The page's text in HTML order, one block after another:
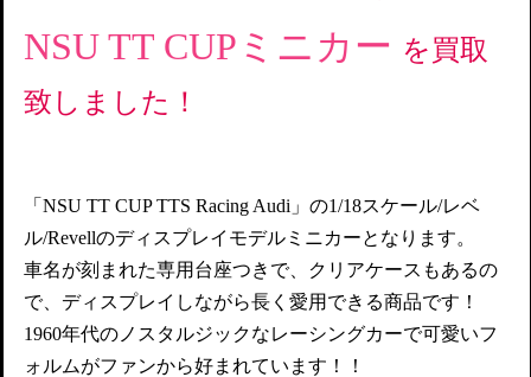
NSU TT CUPミニカー を買取
致しました！
「NSU TT CUP TTS Racing Audi」の1/18スケール/レベ
ル/Revellのディスプレイモデルミニカーとなります。
車名が刻まれた専用台座つきで、クリアケースもあるの
で、ディスプレイしながら長く愛用できる商品です！
1960年代のノスタルジックなレーシングカーで可愛いフ
ォルムがファンから好まれています！！